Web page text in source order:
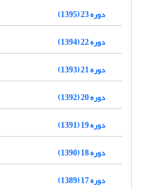
دوره 23 (1395)
دوره 22 (1394)
دوره 21 (1393)
دوره 20 (1392)
دوره 19 (1391)
دوره 18 (1390)
دوره 17 (1389)